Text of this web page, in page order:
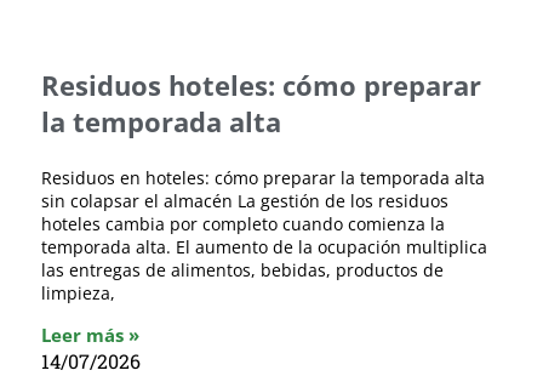
Residuos hoteles: cómo preparar
la temporada alta
Residuos en hoteles: cómo preparar la temporada alta
sin colapsar el almacén La gestión de los residuos
hoteles cambia por completo cuando comienza la
temporada alta. El aumento de la ocupación multiplica
las entregas de alimentos, bebidas, productos de
limpieza,
Leer más »
14/07/2026